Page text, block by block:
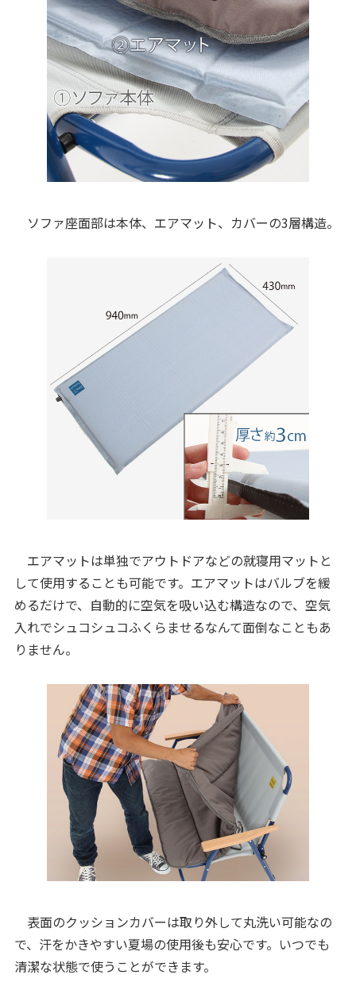
ソファ座面部は本体、エアマット、カバーの3層構造。
エアマットは単独でアウトドアなどの就寝用マットと
して使用することも可能です。エアマットはバルブを緩
めるだけで、自動的に空気を吸い込む構造なので、空気
入れでシュコシュコふくらませるなんて面倒なこともあ
りません。
表面のクッションカバーは取り外して丸洗い可能なの
で、汗をかきやすい夏場の使用後も安心です。いつでも
清潔な状態で使うことができます。